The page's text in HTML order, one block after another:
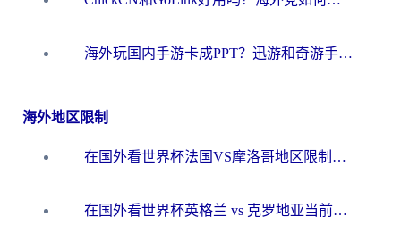
海外玩国内手游卡成PPT？迅游和奇游手游哪个好？一篇讲透回国加速器怎么选
海外地区限制
在国外看世界杯法国VS摩洛哥地区限制？这篇指南让你流畅看中文解说无压力
在国外看世界杯英格兰 vs 克罗地亚当前地区不可播放？这篇指南帮你搞定所有海外观赛难题